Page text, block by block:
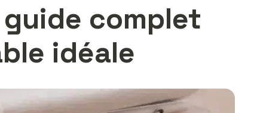
complet
idéale